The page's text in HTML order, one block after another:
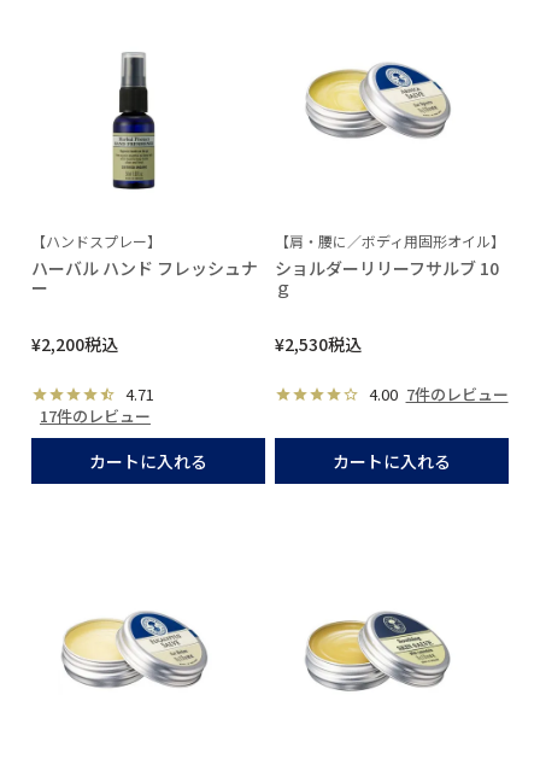
【ハンドスプレー】
ハーバル ハンド フレッシュナ
ー
¥2,200税込
4.71
17件のレビュー
カートに入れる
【肩・腰に／ボディ用固形オイル】
ショルダーリリーフサルブ 10
ｇ
¥2,530税込
4.00 7件のレビュー
カートに入れる